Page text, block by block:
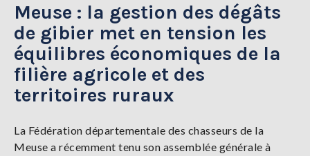
SERVICES
LA
GAZETTE
Se
S'abonner
Meuse : la gestion des dégâts
de gibier met en tension les
équilibres économiques de la
filière agricole et des
territoires ruraux
La Fédération départementale des chasseurs de la
Meuse a récemment tenu son assemblée générale à